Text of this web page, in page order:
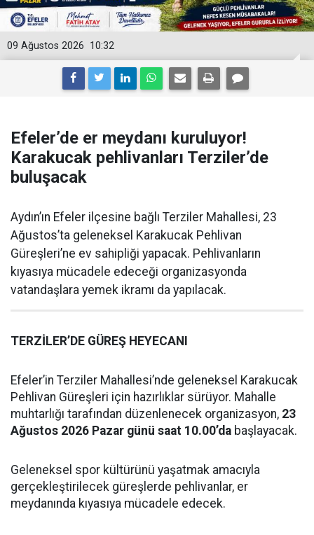
10:32
09 Ağustos 2026
Efeler’de er meydanı kuruluyor!
Karakucak pehlivanları Terziler’de
buluşacak
Aydın’ın Efeler ilçesine bağlı Terziler Mahallesi, 23
Ağustos’ta geleneksel Karakucak Pehlivan
Güreşleri’ne ev sahipliği yapacak. Pehlivanların
kıyasıya mücadele edeceği organizasyonda
vatandaşlara yemek ikramı da yapılacak.
TERZİLER’DE GÜREŞ HEYECANI
Efeler’in Terziler Mahallesi’nde geleneksel Karakucak
Pehlivan Güreşleri için hazırlıklar sürüyor. Mahalle
muhtarlığı tarafından düzenlenecek organizasyon, 23
Ağustos 2026 Pazar günü saat 10.00’da başlayacak.
Geleneksel spor kültürünü yaşatmak amacıyla
gerçekleştirilecek güreşlerde pehlivanlar, er
meydanında kıyasıya mücadele edecek.